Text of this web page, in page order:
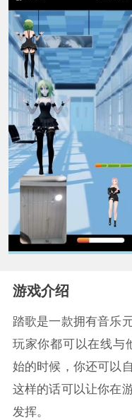
游戏介绍
踏歌是一款拥有音乐
玩家你都可以在线与
始的时候，你还可以
这样的话可以让你在
发挥。